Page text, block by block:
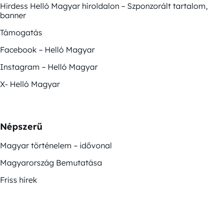
Hirdess Helló Magyar híroldalon – Szponzorált tartalom,
banner
Támogatás
Facebook – Helló Magyar
Instagram – Helló Magyar
X- Helló Magyar
Népszerű
Magyar történelem – idővonal
Magyarország Bemutatása
Friss hírek